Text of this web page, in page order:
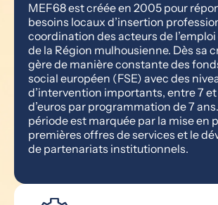
MEF68 est créée en 2005 pour
besoins locaux d’insertion
coordination des acteurs de l’emploi
de la Région mulhousienne. Dès sa
gère de manière constante des
social européen (FSE) avec des
d’intervention importants, entre 7
d’euros par programmation de 7
période est marquée par la mise en
premières offres de services et le
de partenariats institutionnels.